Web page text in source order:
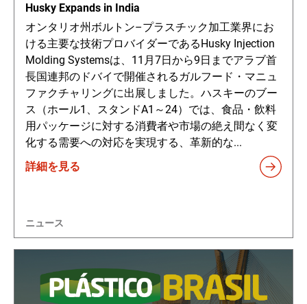
Husky Expands in India
オンタリオ州ボルトン–プラスチック加工業界にお
ける主要な技術プロバイダーであるHusky Injection
Molding Systemsは、11月7日から9日までアラブ首
長国連邦のドバイで開催されるガルフード・マニュ
ファクチャリングに出展しました。ハスキーのブー
ス（ホール1、スタンドA1～24）では、食品・飲料
用パッケージに対する消費者や市場の絶え間なく変
化する需要への対応を実現する、革新的な...
詳細を見る
ニュース